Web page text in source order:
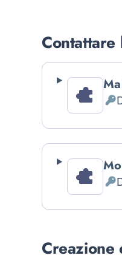
Creazione